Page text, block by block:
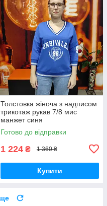
Толстовка жіноча з надписом
трикотаж рукав 7/8 мис
манжет синя
Готово до відправки
1 224 ₴ 1 360 ₴
Купити